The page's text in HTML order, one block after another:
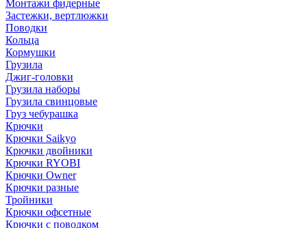
Монтажи фидерные
Застежки, вертлюжки
Поводки
Кольца
Кормушки
Грузила
Джиг-головки
Грузила наборы
Грузила свинцовые
Груз чебурашка
Крючки
Крючки Saikyo
Крючки двойники
Крючки RYOBI
Крючки Owner
Крючки разные
Тройники
Крючки офсетные
Крючки с поводком